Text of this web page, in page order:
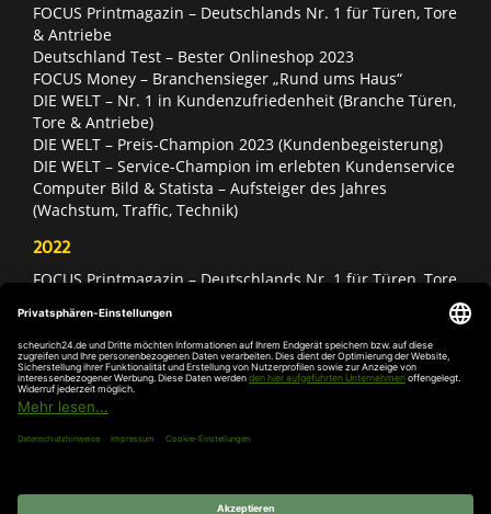
FOCUS Printmagazin – Deutschlands Nr. 1 für Türen, Tore
& Antriebe
Deutschland Test – Bester Onlineshop 2023
FOCUS Money – Branchensieger „Rund ums Haus“
DIE WELT – Nr. 1 in Kundenzufriedenheit (Branche Türen,
Tore & Antriebe)
DIE WELT – Preis-Champion 2023 (Kundenbegeisterung)
DIE WELT – Service-Champion im erlebten Kundenservice
Computer Bild & Statista – Aufsteiger des Jahres
(Wachstum, Traffic, Technik)
2022
FOCUS Printmagazin – Deutschlands Nr. 1 für Türen, Tore
Deutschland Test – Bester Onlineshop 2022
FOCUS Money – Branchensieger „Rund ums Haus“
DIE WELT – Service-Champion im erlebten Kundenservice
DIE WELT – Branchengewinner Gold-Rang (Türen, Tore &
Antriebe)